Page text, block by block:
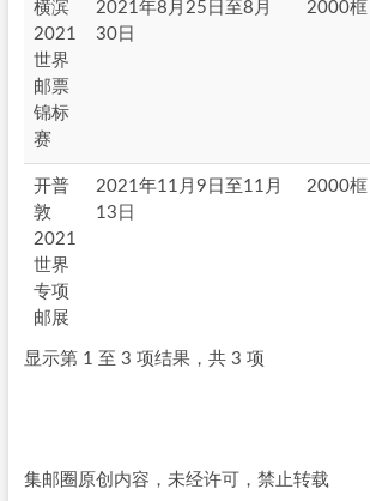
横滨
2021
世界
邮票
锦标
赛
2021年8月25日至8月
30日
2000框
开普
敦
2021
世界
专项
邮展
2021年11月9日至11月
13日
2000框
显示第 1 至 3 项结果，共 3 项
集邮圈原创内容，未经许可，禁止转载